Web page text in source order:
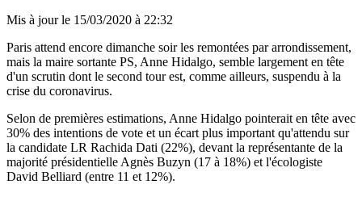
Mis à jour le 15/03/2020 à 22:32
Paris attend encore dimanche soir les remontées par arrondissement,
mais la maire sortante PS, Anne Hidalgo, semble largement en tête
d'un scrutin dont le second tour est, comme ailleurs, suspendu à la
crise du coronavirus.
Selon de premières estimations, Anne Hidalgo pointerait en tête avec
30% des intentions de vote et un écart plus important qu'attendu sur
la candidate LR Rachida Dati (22%), devant la représentante de la
majorité présidentielle Agnès Buzyn (17 à 18%) et l'écologiste
David Belliard (entre 11 et 12%).